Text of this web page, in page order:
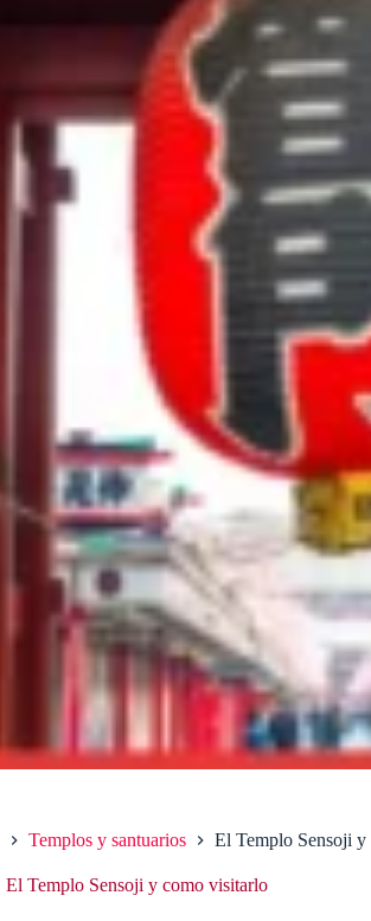
Templos y santuarios El Templo Sensoji
El Templo Sensoji y como visitarlo